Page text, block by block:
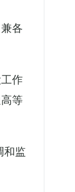
各
作
等
和监